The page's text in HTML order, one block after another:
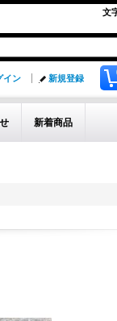
文
イン 新規登録
新着商品